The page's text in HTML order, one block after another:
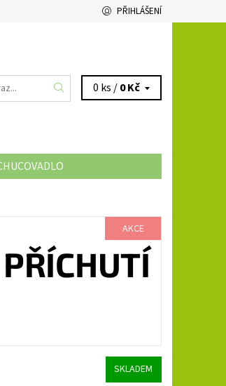
PŘIHLÁŠENÍ
0 ks /0 Kč
AKCE
SKLADEM